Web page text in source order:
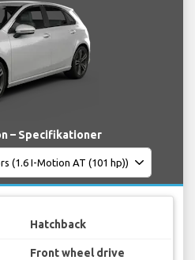
– Specifikationer
Hatchback
Front wheel drive